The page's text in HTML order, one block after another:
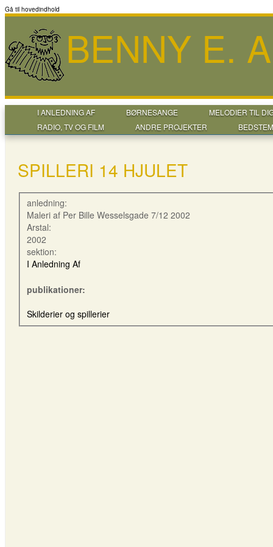
Gå til hovedindhold
BENNY E.
I ANLEDNING AF BØRNESANGE
MELODIER TIL
RADIO, TV OG FILM
ANDRE PROJEKTER
SPILLERI 14 HJULET
anledning:
Maleri af Per Bille Wesselsgade 7/12 2002
Arstal:
2002
sektion:
I Anledning Af
publikationer:
Skilderier og spillerier